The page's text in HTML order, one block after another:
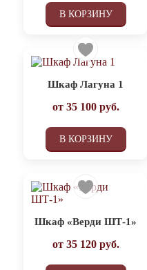
В КОРЗИНУ
Шкаф Лагуна 1
от 35 100руб.
В КОРЗИНУ
Шкаф «Верди ШТ-1»
от 35 120руб.